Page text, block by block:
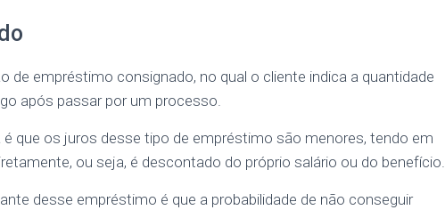
de empréstimo consignado, no qual o cliente indica a quantidade
após passar por um processo.
que os juros desse tipo de empréstimo são menores, tendo em
ou seja, é descontado do próprio salário ou do benefício.
desse empréstimo é que a probabilidade de não conseguir